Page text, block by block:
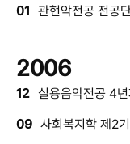
01 관현악전공 전공
2006
12 실용음악전공 4
09 사회복지학 제2